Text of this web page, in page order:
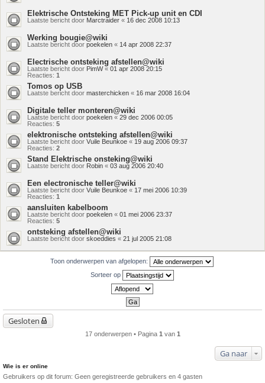
Elektrische Ontsteking MET Pick-up unit en CDI
Laatste bericht door Marctraider « 16 dec 2008 10:13
Werking bougie@wiki
Laatste bericht door poekelen « 14 apr 2008 22:37
Electrische ontsteking afstellen@wiki
Laatste bericht door PimW« 01 apr 2008 20:15
Reacties: 1
Tomos op USB
Laatste bericht door masterchicken « 16 mar 2008 16:04
Digitale teller monteren@wiki
Laatste bericht door poekelen « 29 dec 2006 00:05
Reacties: 5
elektronische ontsteking afstellen@wiki
Laatste bericht door Vuile Beunkoe « 19 aug 2006 09:37
Reacties: 2
Stand Elektrische onsteking@wiki
Laatste bericht door Robin « 03 aug 2006 20:40
Een electronische teller@wiki
Laatste bericht door Vuile Beunkoe « 17 mei 2006 10:39
Reacties: 1
aansluiten kabelboom
Laatste bericht door poekelen « 01 mei 2006 23:37
Reacties: 5
ontsteking afstellen@wiki
Laatste bericht door skoeddies « 21 jul 2005 21:08
Toon onderwerpen van afgelopen:
Sorteer op
Gesloten
17 onderwerpen • Pagina 1 van 1
Ga naar
Wie is er online
Gebruikers op dit forum: Geen geregistreerde gebruikers en 4 gasten